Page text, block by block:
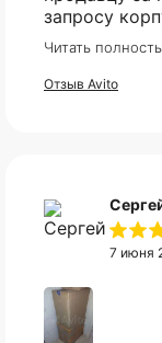
запросу
идеале.
Все доехало
Читать
Отзыв Avito
7 июня